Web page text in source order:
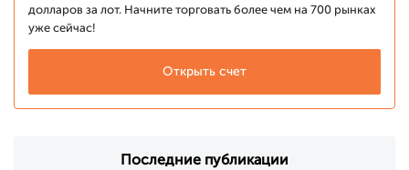
долларов за лот. Начните торговать более чем на 700 рынках
уже сейчас!
Открыть счет
Последние публикации